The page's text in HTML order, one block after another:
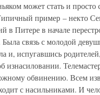
может стать и
пример – некто
в Питере в начале
Была связь с молодой
и, испугавшись
изнасиловании.
обвинению. Всем
с насильниками. И